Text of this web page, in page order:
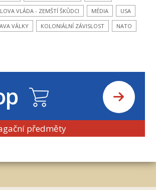
VLÁDA - ZEMŠTÍ ŠKŮDCI MÉDIA
USA
VÁLKY KOLONIÁLNÍ ZÁVISLOST
NATO
předměty